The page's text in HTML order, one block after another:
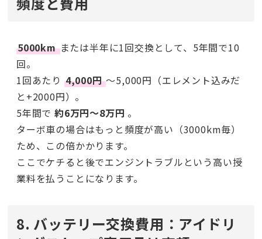
5000kmまたは半年に1回交換として、5年間で10
回。
1回あたり 4,000円〜5,000円（エレメント込みだ
と+2000円）。
5年間で 約6万円〜8万円 。
ターボ車の場合はもっと頻度が高い（3000km毎）
ため、この倍かかります。
ここでケチると後でエンジントラブルという高い授
業料を払うことになります。
8. バッテリー交換費用：アイドリ